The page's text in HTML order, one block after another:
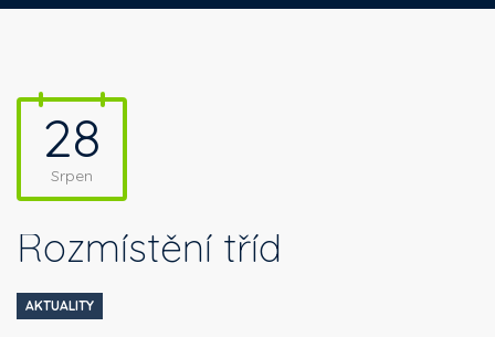
28
Srpen
Rozmístění tříd
AKTUALITY